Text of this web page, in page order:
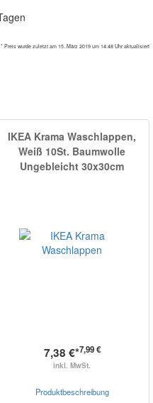
* Preis wurde zuletzt am 15. März 2019 um 14:48 Uhr aktualisiert
IKEA Krama Waschlappen,
Weiß 10St. Baumwolle
Ungebleicht 30x30cm
7,38 €*7,99 €
inkl. MwSt.
Produktbeschreibung